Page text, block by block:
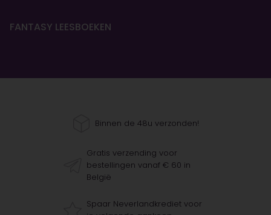
FANTASY LEESBOEKEN
Binnen de 48u verzonden!
Gratis verzending voor
bestellingen vanaf € 60 in
België
Spaar Neverlandkrediet voor